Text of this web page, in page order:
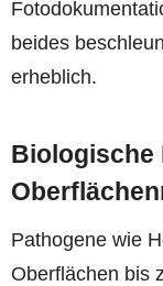
beides
erheblich.
Biologische
Pathogene wie
Oberflächen bis